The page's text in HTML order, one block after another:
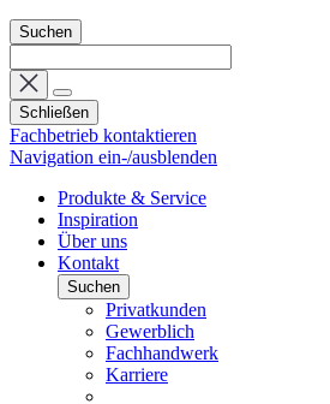
Suchen
Schließen
Fachbetrieb kontaktieren
Navigation ein-/ausblenden
Produkte & Service
Inspiration
Über uns
Kontakt
Suchen
Privatkunden
Gewerblich
Fachhandwerk
Karriere